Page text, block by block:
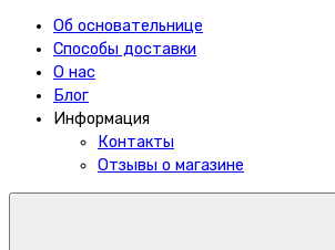
Об основательнице
Способы доставки
О нас
Блог
Информация
Контакты
Отзывы о магазине